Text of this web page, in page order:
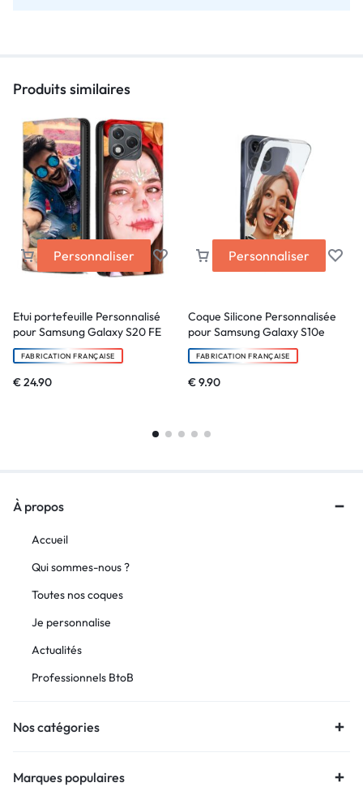
Produits similaires
Personnaliser
Etui portefeuille Personnalisé
pour Samsung Galaxy S20 FE
FABRICATION FRANÇAISE
€24.90
Personnaliser
Coque Silicone Personnalisée
pour Samsung Galaxy S10e
FABRICATION FRANÇAISE
€9.90
À propos
Accueil
Qui sommes-nous ?
Toutes nos coques
Je personnalise
Actualités
Professionnels BtoB
Nos catégories
Marques populaires